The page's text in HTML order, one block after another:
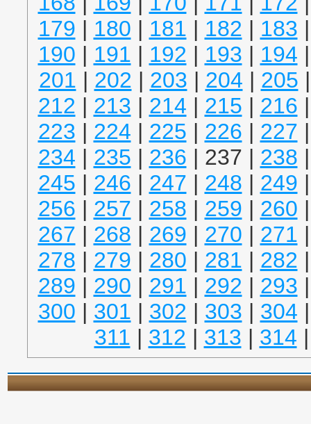
179 | 180 | 181 | 182 | 183
190 | 191 | 192 | 193 | 194
201 | 202 | 203 | 204 | 205
212 | 213 | 214 | 215 | 216
223 | 224 | 225 | 226 | 227
234 | 235 | 236 | 237 | 238
245 | 246 | 247 | 248 | 249
256 | 257 | 258 | 259 | 260
267 | 268 | 269 | 270 | 271
278 | 279 | 280 | 281 | 282
289 | 290 | 291 | 292 | 293
300 | 301 | 302 | 303 | 304
311 | 312 | 313 | 314